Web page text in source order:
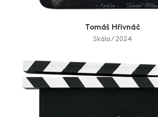
Tomáš Hřivnáč
Skála / 2024